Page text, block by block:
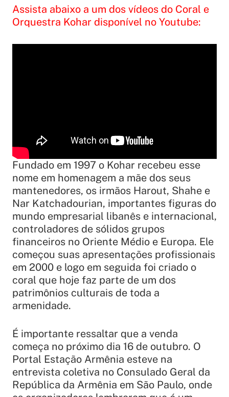
Assista abaixo a um dos vídeos do Coral e
Orquestra Kohar disponível no Youtube:
Fundado em 1997 o Kohar recebeu esse
nome em homenagem a mãe dos seus
mantenedores, os irmãos Harout, Shahe e
Nar Katchadourian, importantes figuras do
mundo empresarial libanês e internacional,
controladores de sólidos grupos
financeiros no Oriente Médio e Europa. Ele
começou suas apresentações profissionais
em 2000 e logo em seguida foi criado o
coral que hoje faz parte de um dos
patrimônios culturais de toda a
armenidade.
É importante ressaltar que a venda
começa no próximo dia 16 de outubro. O
Portal Estação Armênia esteve na
entrevista coletiva no Consulado Geral da
República da Armênia em São Paulo, onde